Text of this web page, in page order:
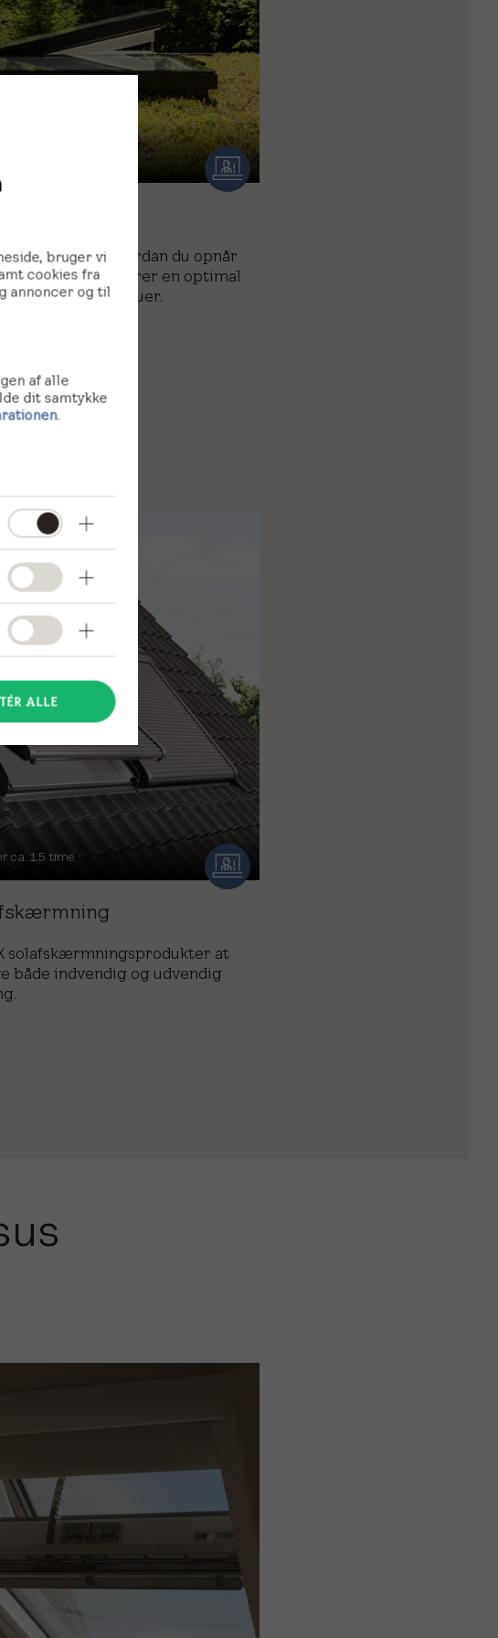
bruger vi
cookies fra
annoncer og til
af alle
dit samtykke
.
ALLE
viser dig, hvordan du opnår
og udfører en optimal
fladtagsvinduer.
ca. 1.5 time
solafskærmningsprodukter at
både indvendig og udvendig